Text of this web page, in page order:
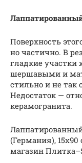
Поверхность
но частично. В
гладкие участки
шершавыми и
стильно и не так
Недостаток —
керамогранита.
(Германия),
магазин